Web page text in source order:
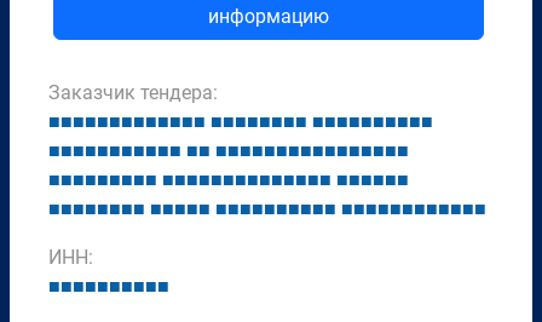
информацию
Заказчик тендера:
■■■■■■■■■■■■■ ■■■■■■■■ ■■■■■■■■■■
■■■■■■■■■■■ ■■ ■■■■■■■■■■■■■■■■
■■■■■■■■■ ■■■■■■■■■■■■■■ ■■■■■■
■■■■■■■■ ■■■■■ ■■■■■■■■■■ ■■■■■■■■■■■■
ИНН:
■■■■■■■■■■